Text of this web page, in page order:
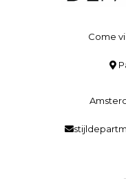
Come